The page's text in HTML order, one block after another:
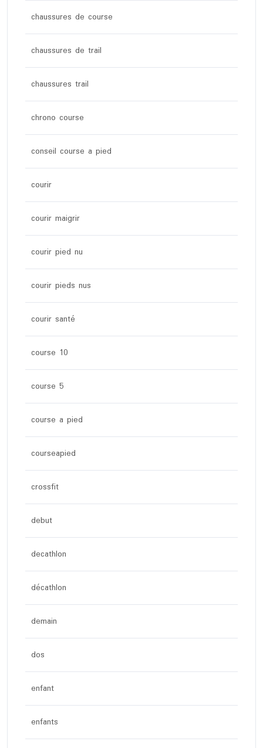
chaussures de course
chaussures de trail
chaussures trail
chrono course
conseil course a pied
courir
courir maigrir
courir pied nu
courir pieds nus
courir santé
course 10
course 5
course a pied
courseapied
crossfit
debut
decathlon
décathlon
demain
dos
enfant
enfants